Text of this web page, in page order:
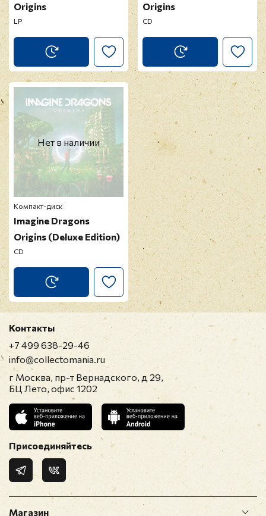
Origins
LP
Origins
CD
Нет в наличии
Компакт-диск
Imagine Dragons
Origins (Deluxe Edition)
CD
Магазин
Контакты
+7 499 638-29-46
info@collectomania.ru
г Москва, пр-т Вернадского, д 29,
БЦ Лето, офис 1202
Присоединяйтесь